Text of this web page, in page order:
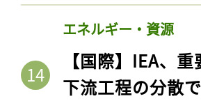
エネルギー・資源
【国際】IEA、
下流工程の分散